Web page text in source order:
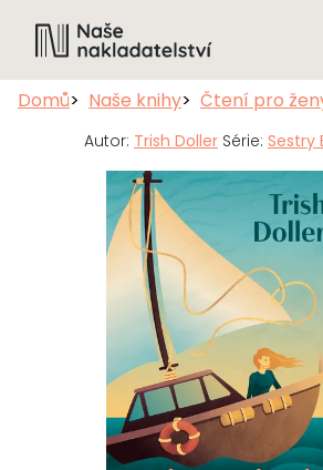
Domů Naše knihy Čtení pro
Autor: Trish Doller Série: Sestry